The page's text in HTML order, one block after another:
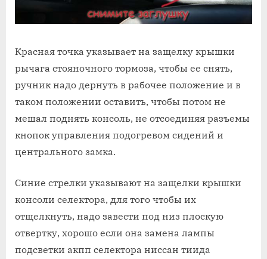
Красная точка указывает на защелку крышки
рычага стояночного тормоза, чтобы ее снять,
ручник надо дернуть в рабочее положение и в
таком положении оставить, чтобы потом не
мешал поднять консоль, не отсоединяя разъемы
кнопок управления подогревом сидений и
центрального замка.
Синие стрелки указывают на защелки крышки
консоли селектора, для того чтобы их
отщелкнуть, надо завести под низ плоскую
отвертку, хорошо если она замена лампы
подсветки акпп селектора ниссан тиида